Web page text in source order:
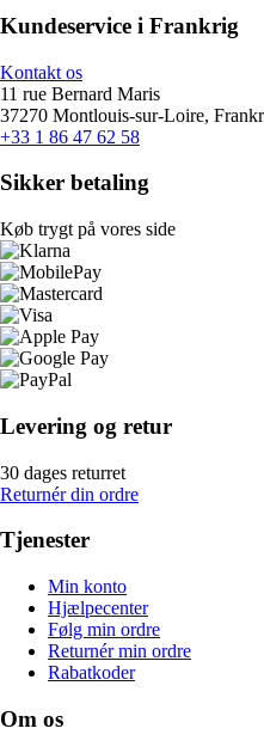
Kundeservice i Frankrig
Kontakt os
11 rue Bernard Maris
37270 Montlouis-sur-Loire,
+33 1 86 47 62 58
Sikker betaling
Køb trygt på vores side
Levering og retur
30 dages returret
Returnér din ordre
Tjenester
Min konto
Hjælpecenter
Følg min ordre
Returnér min ordre
Rabatkoder
Om os